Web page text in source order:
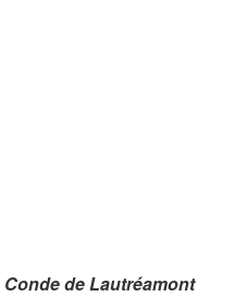
Conde de Lautréamont